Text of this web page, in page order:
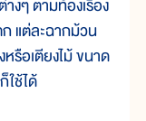
งๆ ตามท้องเรื่อง
ก แต่ละฉากม้วน
รือเตียงไม้ ขนาด
ใช้ได้